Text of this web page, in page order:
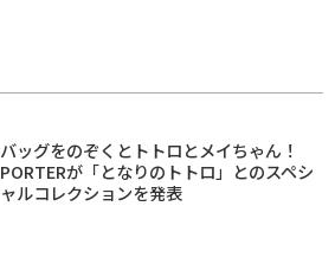
バッグをのぞくとトトロとメイちゃん！
PORTERが「となりのトトロ」とのスペシ
ャルコレクションを発表